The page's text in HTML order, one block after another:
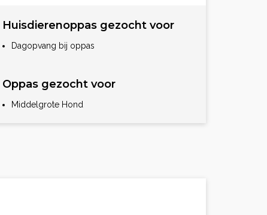
Huisdierenoppas gezocht voor
Dagopvang bij oppas
Oppas gezocht voor
Middelgrote Hond